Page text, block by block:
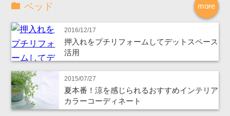
more
ベッド
2016/12/17
押入れをプチリフォームしてデットスペース
活用
2015/07/27
夏本番！涼を感じられるおすすめインテリア
カラーコーディネート